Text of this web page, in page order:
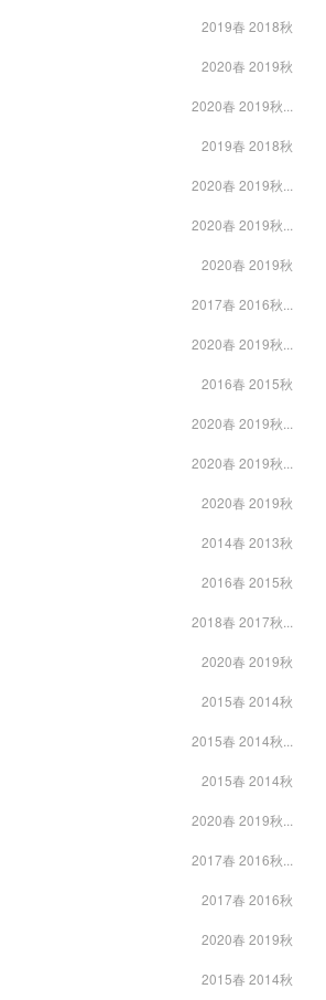
2019春 2018秋
2020春 2019秋
2020春 2019秋...
2019春 2018秋
2020春 2019秋...
2020春 2019秋...
2020春 2019秋
2017春 2016秋...
2020春 2019秋...
2016春 2015秋
2020春 2019秋...
2020春 2019秋...
2020春 2019秋
2014春 2013秋
2016春 2015秋
2018春 2017秋...
2020春 2019秋
2015春 2014秋
2015春 2014秋...
2015春 2014秋
2020春 2019秋...
2017春 2016秋...
2017春 2016秋
2020春 2019秋
2015春 2014秋